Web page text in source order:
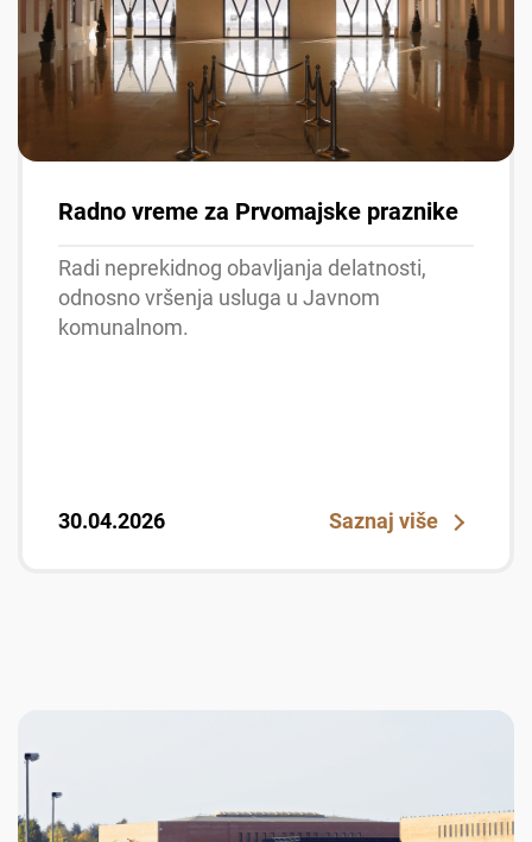
Radno vreme za Prvomajske praznike
Radi neprekidnog obavljanja delatnosti,
odnosno vršenja usluga u Javnom
komunalnom.
30.04.2026 Saznaj više